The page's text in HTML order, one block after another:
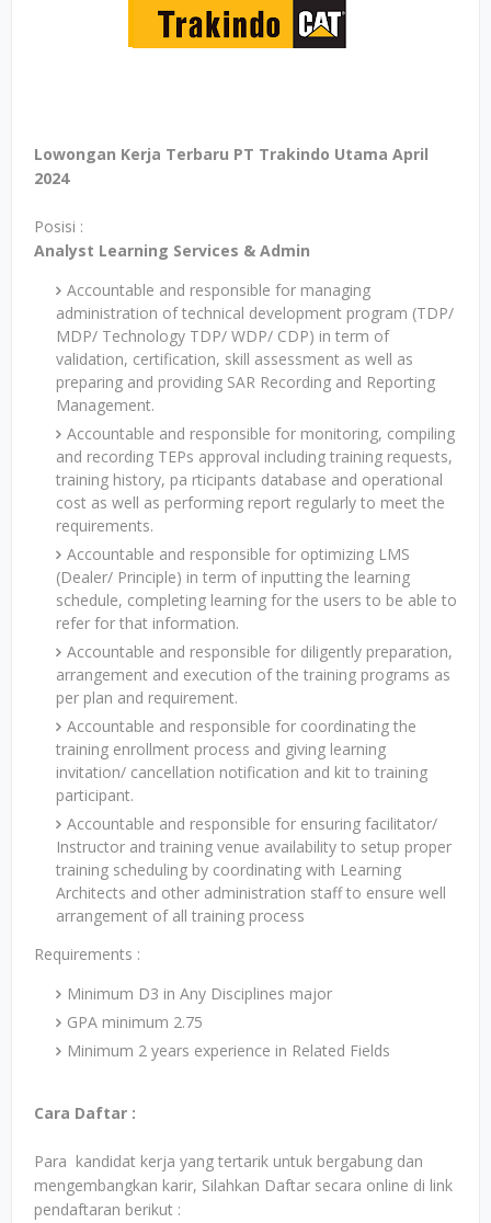
Lowongan Kerja Terbaru PT Trakindo Utama April
2024
Posisi :
Analyst Learning Services & Admin
Accountable and responsible for managing
administration of technical development program (TDP/
MDP/ Technology TDP/ WDP/ CDP) in term of
validation, certification, skill assessment as well as
preparing and providing SAR Recording and Reporting
Management.
Accountable and responsible for monitoring, compiling
and recording TEPs approval including training requests,
training history, pa rticipants database and operational
cost as well as performing report regularly to meet the
requirements.
Accountable and responsible for optimizing LMS
(Dealer/ Principle) in term of inputting the learning
schedule, completing learning for the users to be able to
refer for that information.
Accountable and responsible for diligently preparation,
arrangement and execution of the training programs as
per plan and requirement.
Accountable and responsible for coordinating the
training enrollment process and giving learning
invitation/ cancellation notification and kit to training
participant.
Accountable and responsible for ensuring facilitator/
Instructor and training venue availability to setup proper
training scheduling by coordinating with Learning
Architects and other administration staff to ensure well
arrangement of all training process
Requirements :
Minimum D3 in Any Disciplines major
GPA minimum 2.75
Minimum 2 years experience in Related Fields
Cara Daftar :
Para kandidat kerja yang tertarik untuk bergabung dan
mengembangkan karir, Silahkan Daftar secara online di link
pendaftaran berikut :